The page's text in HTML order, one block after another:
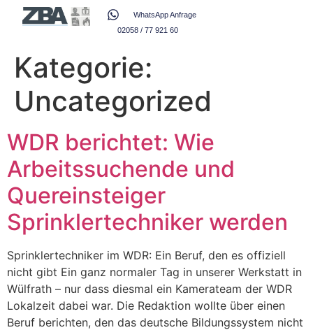
WhatsApp Anfrage
02058 / 77 921 60
Kategorie:
Uncategorized
WDR berichtet: Wie
Arbeitssuchende und
Quereinsteiger
Sprinklertechniker werden
Sprinklertechniker im WDR: Ein Beruf, den es offiziell
nicht gibt Ein ganz normaler Tag in unserer Werkstatt in
Wülfrath – nur dass diesmal ein Kamerateam der WDR
Lokalzeit dabei war. Die Redaktion wollte über einen
Beruf berichten, den das deutsche Bildungssystem nicht